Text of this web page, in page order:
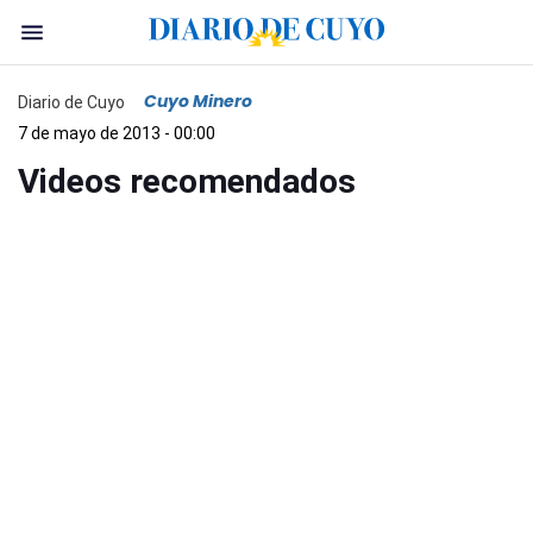
Diario de Cuyo Cuyo Minero
7 de mayo de 2013 - 00:00
Videos recomendados